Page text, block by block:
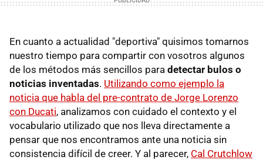
En cuanto a actualidad "deportiva" quisimos tomarnos
nuestro tiempo para compartir con vosotros algunos
de los métodos más sencillos para detectar bulos o
noticias inventadas. Utilizando como ejemplo la
noticia que habla del pre-contrato de Jorge Lorenzo
con Ducati, analizamos con cuidado el contexto y el
vocabulario utilizado que nos lleva directamente a
pensar que nos encontramos ante una noticia sin
consistencia difícil de creer. Y al parecer, Cal Crutchlow